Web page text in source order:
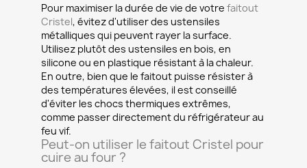
Pour maximiser la durée de vie de votre faitout
Cristel, évitez d'utiliser des ustensiles
métalliques qui peuvent rayer la surface.
Utilisez plutôt des ustensiles en bois, en
silicone ou en plastique résistant à la chaleur.
En outre, bien que le faitout puisse résister à
des températures élevées, il est conseillé
d'éviter les chocs thermiques extrêmes,
comme passer directement du réfrigérateur au
feu vif.
Peut-on utiliser le faitout Cristel pour
cuire au four ?